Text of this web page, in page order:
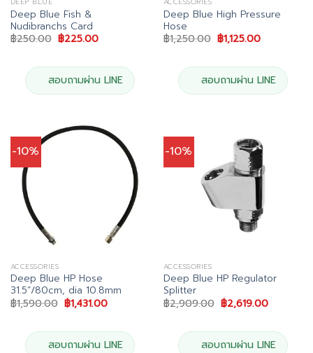
Deep Blue Fish &
Nudibranchs Card
฿250.00 Original
price
฿250.00.
฿225.00Current
฿225.00.
สอบถามผ่าน LINE
Deep Blue High Pressure
Hose
฿1,250.00 Original
price
฿1,250.00.
฿1,125.00Current
฿1,125.00.
สอบถามผ่าน LINE
-10%
ACCESSORIES
Deep Blue HP Hose
31.5”/80cm, dia 10.8mm
฿1,590.00 Original
price
฿1,590.00.
฿1,431.00Current
฿1,431.00.
สอบถามผ่าน LINE
-10%
ACCESSORIES
Deep Blue HP Regulator
Splitter
฿2,909.00 Original
price
฿2,909.00.
฿2,619.00Current
฿
สอบถามผ่าน LINE